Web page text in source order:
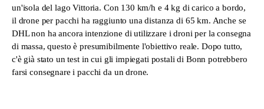
un'isola del lago Vittoria. Con 130 km/h e 4 kg di carico a bordo,
il drone per pacchi ha raggiunto una distanza di 65 km. Anche se
DHL non ha ancora intenzione di utilizzare i droni per la consegna
di massa, questo è presumibilmente l'obiettivo reale. Dopo tutto,
c'è già stato un test in cui gli impiegati postali di Bonn potrebbero
farsi consegnare i pacchi da un drone.